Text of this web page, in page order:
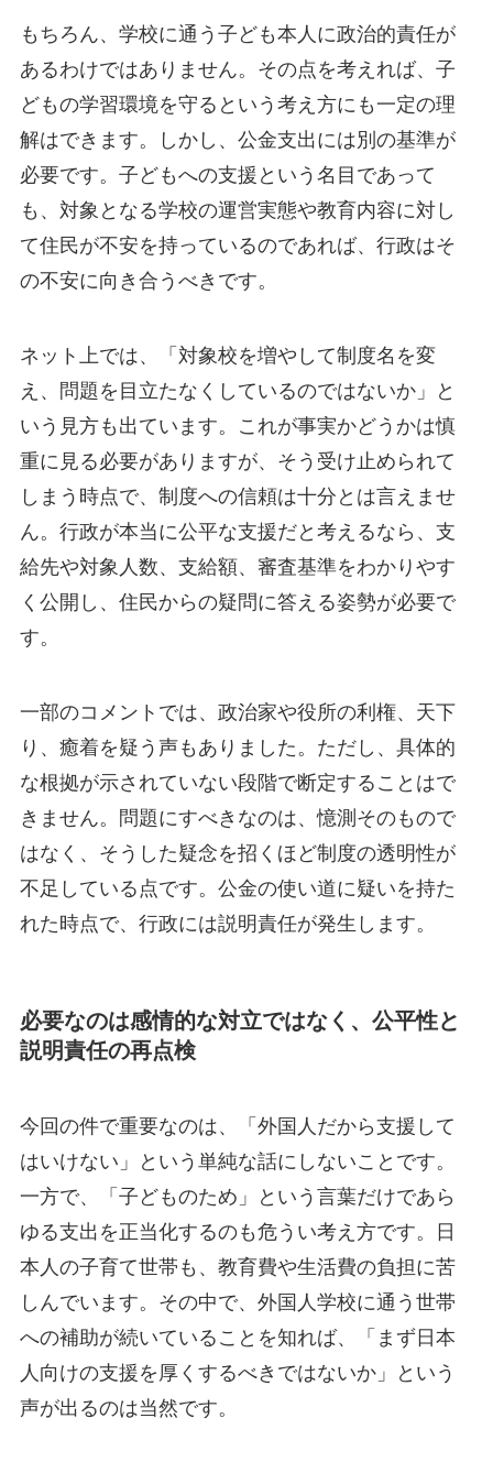
もちろん、学校に通う子ども本人に政治的責任が
あるわけではありません。その点を考えれば、子
どもの学習環境を守るという考え方にも一定の理
解はできます。しかし、公金支出には別の基準が
必要です。子どもへの支援という名目であって
も、対象となる学校の運営実態や教育内容に対し
て住民が不安を持っているのであれば、行政はそ
の不安に向き合うべきです。
ネット上では、「対象校を増やして制度名を変
え、問題を目立たなくしているのではないか」と
いう見方も出ています。これが事実かどうかは慎
重に見る必要がありますが、そう受け止められて
しまう時点で、制度への信頼は十分とは言えませ
ん。行政が本当に公平な支援だと考えるなら、支
給先や対象人数、支給額、審査基準をわかりやす
く公開し、住民からの疑問に答える姿勢が必要で
す。
一部のコメントでは、政治家や役所の利権、天下
り、癒着を疑う声もありました。ただし、具体的
な根拠が示されていない段階で断定することはで
きません。問題にすべきなのは、憶測そのもので
はなく、そうした疑念を招くほど制度の透明性が
不足している点です。公金の使い道に疑いを持た
れた時点で、行政には説明責任が発生します。
必要なのは感情的な対立ではなく、公平性と
説明責任の再点検
今回の件で重要なのは、「外国人だから支援して
はいけない」という単純な話にしないことです。
一方で、「子どものため」という言葉だけであら
ゆる支出を正当化するのも危うい考え方です。日
本人の子育て世帯も、教育費や生活費の負担に苦
しんでいます。その中で、外国人学校に通う世帯
への補助が続いていることを知れば、「まず日本
人向けの支援を厚くするべきではないか」という
声が出るのは当然です。